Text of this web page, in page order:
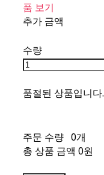
품 보기
추가 금액
수량
품절된 상품입니다.
주문 수량 0개
총 상품 금액 0원